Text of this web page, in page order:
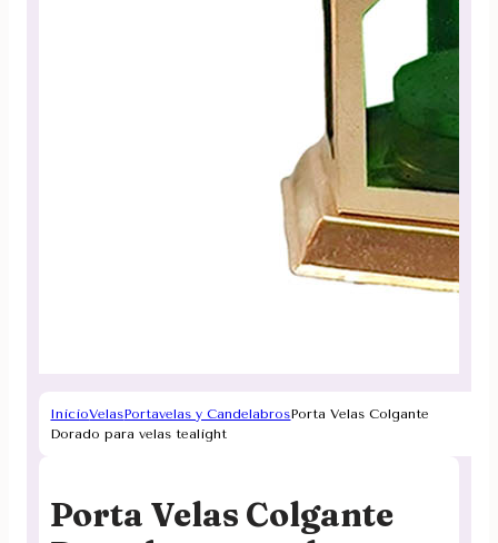
InicioVelasPortavelas y CandelabrosPorta Velas Colgante
Dorado para velas tealight
Porta Velas Colgante